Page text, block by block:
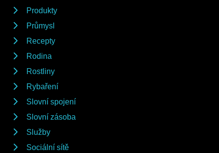
Produkty
Průmysl
Recepty
Rodina
Rostliny
Rybaření
Slovní spojení
Slovní zásoba
Služby
Sociální sítě